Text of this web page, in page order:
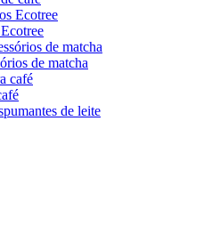
de matcha
de leite